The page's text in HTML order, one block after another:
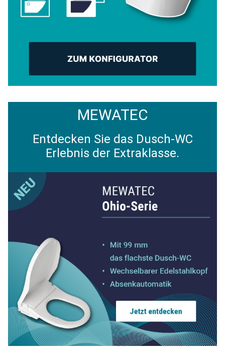
MEWATEC
Entdecken Sie das Dusch-WC
Erlebnis der Extraklasse.